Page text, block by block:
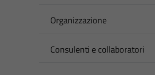
Organizzazione
Consulenti e collaboratori